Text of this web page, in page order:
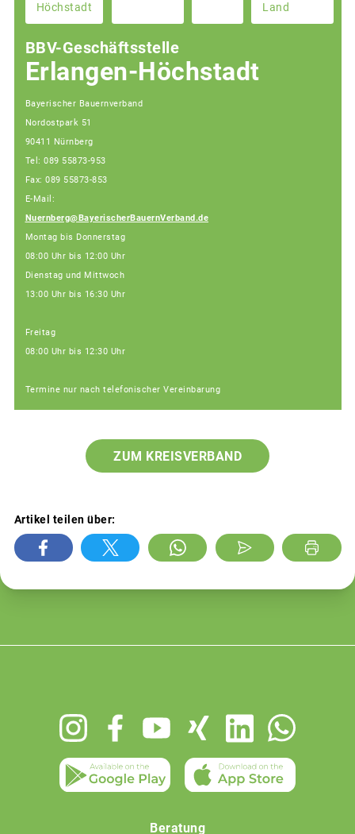
Höchstadt
Land
BBV-Geschäftsstelle
Erlangen-Höchstadt
Bayerischer Bauernverband
Nordostpark 51
90411 Nürnberg
Tel: 089 55873-953
Fax: 089 55873-853
E-Mail:
Nuernberg@BayerischerBauernVerband.de
Montag bis Donnerstag
08:00 Uhr bis 12:00 Uhr
Dienstag und Mittwoch
13:00 Uhr bis 16:30 Uhr
Freitag
08:00 Uhr bis 12:30 Uhr
Termine nur nach telefonischer Vereinbarung
ZUM KREISVERBAND
Artikel teilen über:
Beratung